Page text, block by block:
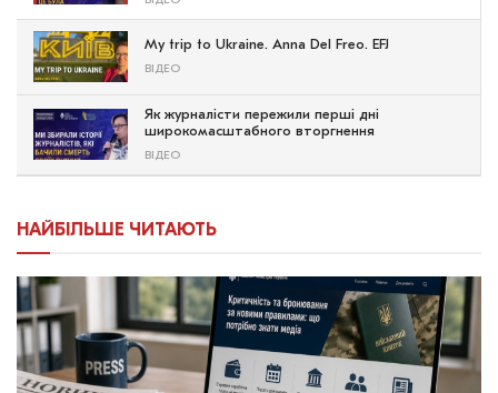
My trip to Ukraine. Anna Del Freo. EFJ
ВІДЕО
Як журналісти пережили перші дні
широкомасштабного вторгнення
ВІДЕО
НАЙБІЛЬШЕ ЧИТАЮТЬ